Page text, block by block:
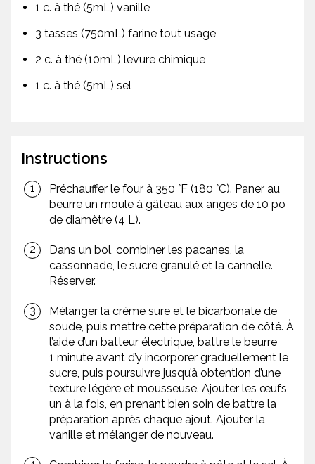
1 c. à thé (5mL) vanille
3 tasses (750mL) farine tout usage
2 c. à thé (10mL) levure chimique
1 c. à thé (5mL) sel
Instructions
Préchauffer le four à 350 °F (180 °C). Paner au
beurre un moule à gâteau aux anges de 10 po
de diamètre (4 L).
Dans un bol, combiner les pacanes, la
cassonnade, le sucre granulé et la cannelle.
Réserver.
Mélanger la crème sure et le bicarbonate de
soude, puis mettre cette préparation de côté. À
l’aide d’un batteur électrique, battre le beurre
1 minute avant d’y incorporer graduellement le
sucre, puis poursuivre jusqu’à obtention d’une
texture légère et mousseuse. Ajouter les œufs,
un à la fois, en prenant bien soin de battre la
préparation après chaque ajout. Ajouter la
vanille et mélanger de nouveau.